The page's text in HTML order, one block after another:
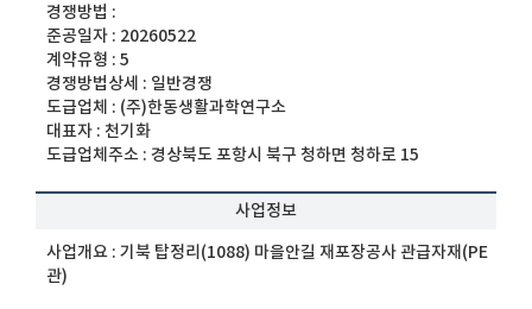
경쟁방법 :
준공일자 : 20260522
계약유형 :5
경쟁방법상세 : 일반경쟁
도급업체 : (주)한동생활과학연구소
대표자 :천기화
도급업체주소 :경상북도 포항시 북구 청하면 청하로 15
사업정보
사업개요 :기북 탑정리(1088) 마을안길 재포장공사 관급자재(PE
관)